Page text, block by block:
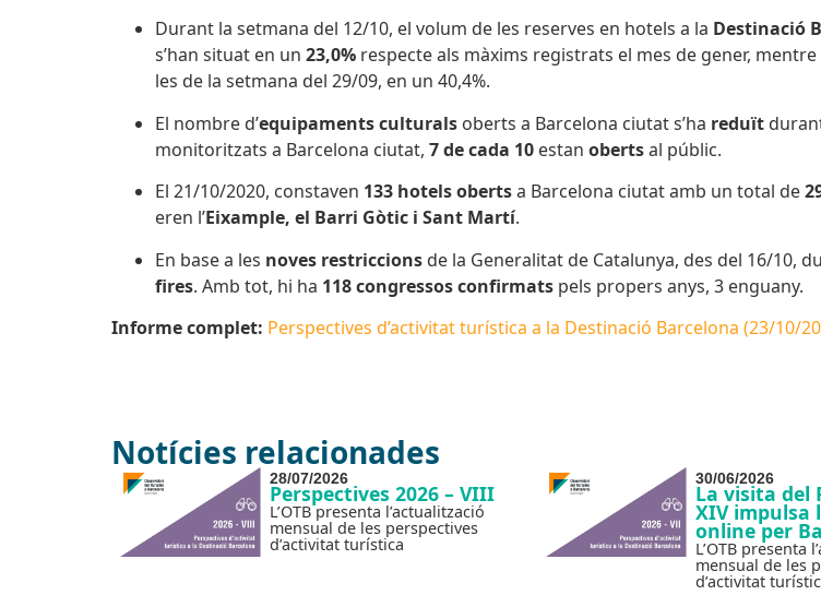
Durant la setmana del 12/10, el volum de les reserves en hotels a la Destinació
s’han situat en un 23,0% respecte als màxims registrats el mes de gener,
les de la setmana del 29/09, en un 40,4%.
El nombre d’equipaments culturals oberts a Barcelona ciutat s’ha reduït
monitoritzats a Barcelona ciutat, 7 de cada 10 estan obertsal públic.
El 21/10/2020, constaven 133 hotels obertsa Barcelona ciutat amb un total de
eren l’Eixample, el Barri Gòtic i Sant Martí.
En base a les noves restriccions de la Generalitat de Catalunya, des del 16/10,
fires. Amb tot, hi ha 118 congressos confirmats pels propers anys, 3 enguany.
Informe complet: Perspectives d’activitat turística a la Destinació Barcelona (23/10/
Notícies relacionades
28/07/2026
Perspectives 2026 – VIII
L’OTB presenta l’actualització
mensual de les perspectives
d’activitat turística
30/06/2026
La visita del
XIV impulsa
online per
L’OTB presenta
mensual de les
d’activitat